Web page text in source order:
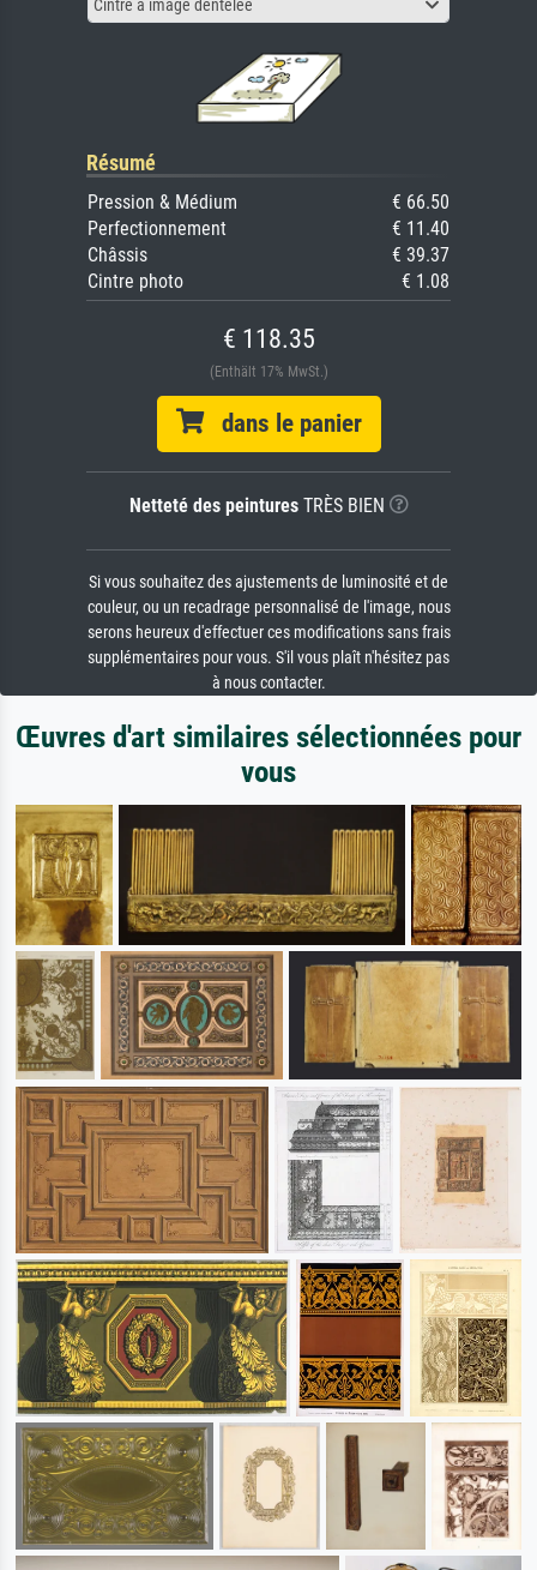
Cintre à image dentelée
Résumé
Pression & Médium
€ 66.50
Perfectionnement
€ 11.40
Châssis
€ 39.37
Cintre photo
€ 1.08
€ 118.35
(Enthält 17% MwSt.)
dans le panier
Netteté des peinturesTRÈS BIEN
Si vous souhaitez des ajustements de luminosité et de
couleur, ou un recadrage personnalisé de l'image, nous
serons heureux d'effectuer ces modifications sans frais
supplémentaires pour vous. S'il vous plaît n'hésitez pas
à nous contacter.
Œuvres d'art similaires sélectionnées pour
vous